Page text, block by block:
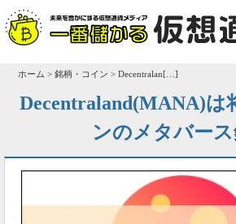
ホーム > 銘柄・コイン > Decentralan[…]
Decentraland(MANA)は
ンのメタバー